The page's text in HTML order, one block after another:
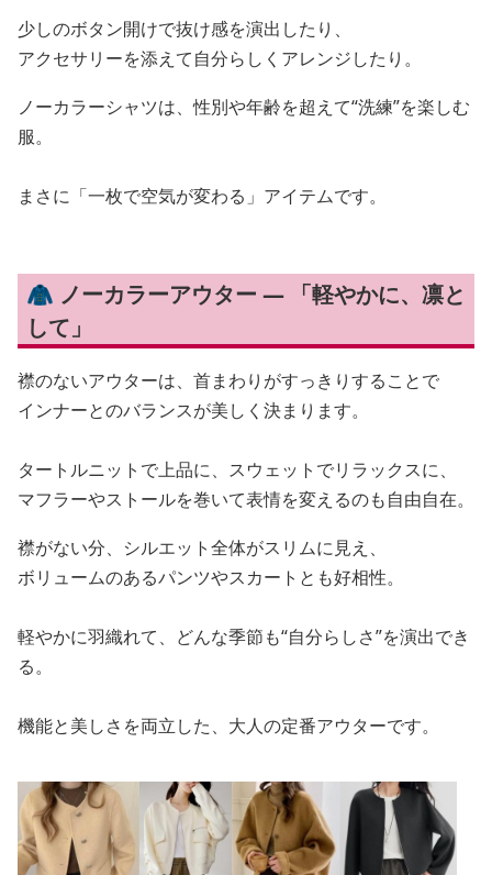
少しのボタン開けで抜け感を演出したり、
アクセサリーを添えて自分らしくアレンジしたり。
ノーカラーシャツは、性別や年齢を超えて“洗練”を楽しむ
服。
まさに「一枚で空気が変わる」アイテムです。
🧥 ノーカラーアウター — 「軽やかに、凛と
して」
襟のないアウターは、首まわりがすっきりすることで
インナーとのバランスが美しく決まります。
タートルニットで上品に、スウェットでリラックスに、
マフラーやストールを巻いて表情を変えるのも自由自在。
襟がない分、シルエット全体がスリムに見え、
ボリュームのあるパンツやスカートとも好相性。
軽やかに羽織れて、どんな季節も“自分らしさ”を演出でき
る。
機能と美しさを両立した、大人の定番アウターです。